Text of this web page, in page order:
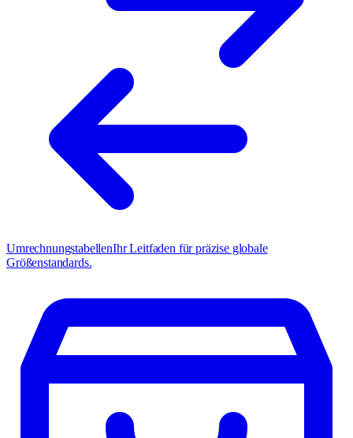
UmrechnungstabellenIhr Leitfaden für präzise globale
Größenstandards.